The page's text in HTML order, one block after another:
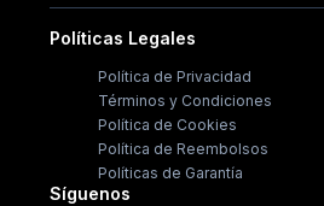
Políticas Legales
Política de Privacidad
Términos y Condiciones
Política de Cookies
Política de Reembolsos
Políticas de Garantía
Síguenos